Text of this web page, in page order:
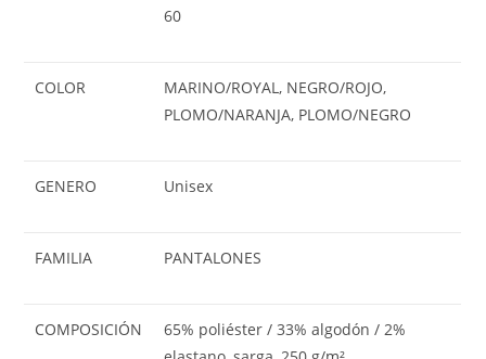
60
COLOR
MARINO/ROYAL, NEGRO/ROJO,
PLOMO/NARANJA, PLOMO/NEGRO
GENERO Unisex
FAMILIA PANTALONES
COMPOSICIÓN
65% poliéster / 33% algodón / 2%